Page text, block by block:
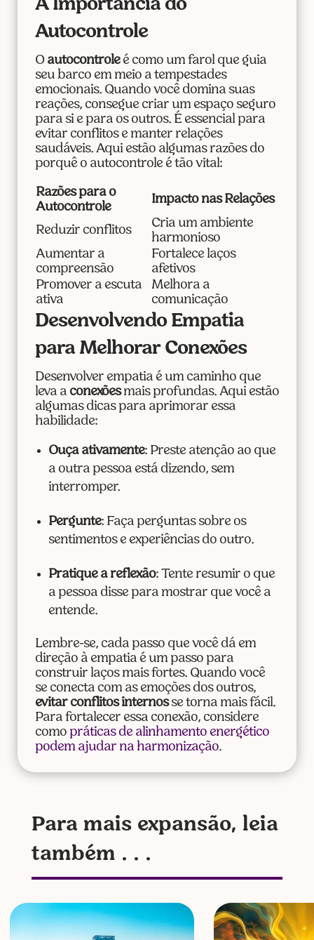
A Importância do
Autocontrole
O autocontroleé como um farol que guia
seu barco em meio a tempestades
emocionais. Quando você domina suas
reações, consegue criar um espaço seguro
para si e para os outros. É essencial para
evitar conflitos e manter relações
saudáveis. Aqui estão algumas razões do
porquê o autocontrole é tão vital:
Razões para o
Autocontrole
Impacto nas Relações
Reduzir conflitos
Cria um ambiente
harmonioso
Aumentar a
compreensão
Fortalece laços
afetivos
Promover a escuta
ativa
Melhora a
comunicação
Desenvolvendo Empatia
para Melhorar Conexões
Desenvolver empatia é um caminho que
leva a conexõesmais profundas. Aqui estão
algumas dicas para aprimorar essa
habilidade:
Ouça ativamente: Preste atenção ao que
a outra pessoa está dizendo, sem
interromper.
Pergunte: Faça perguntas sobre os
sentimentos e experiências do outro.
Pratique a reflexão: Tente resumir o que
a pessoa disse para mostrar que você a
entende.
Lembre-se, cada passo que você dá em
direção à empatia é um passo para
construir laços mais fortes. Quando você
se conecta com as emoções dos outros,
evitar conflitos internosse torna mais fácil.
Para fortalecer essa conexão, considere
como práticas de alinhamento energético
podem ajudar na harmonização.
Para mais expansão, leia
também . . .